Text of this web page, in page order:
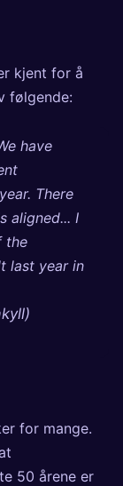
kjent for å
følgende:
have
There
aligned... I
the
last year in
for mange.
50 årene er